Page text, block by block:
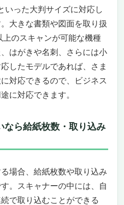
いった大判サイズに対応し
大きな書類や図面を取り扱
上のスキャンが可能な機種
はがきや名刺、さらには小
したモデルであれば、さま
対応できるので、ビジネス
に対応できます。
なら給紙枚数・取り込み
場合、給紙枚数や取り込み
。スキャナーの中には、自
で取り込むことができる